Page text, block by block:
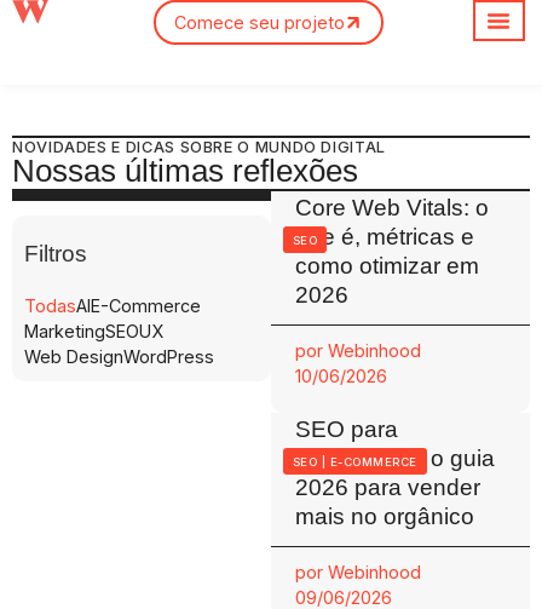
Comece seu projeto
NOVIDADES E DICAS SOBRE O MUNDO DIGITAL
Nossas últimas reflexões
Filtros
AIE-Commerce
MarketingSEOUX
Web DesignWordPress
Todas
SEO
Core Web Vitals: o
que é, métricas e
como otimizar em
2026
por Webinhood
10/06/2026
SEO E-COMMERCE
SEO para
ecommerce: o guia
2026 para vender
mais no orgânico
por Webinhood
09/06/2026